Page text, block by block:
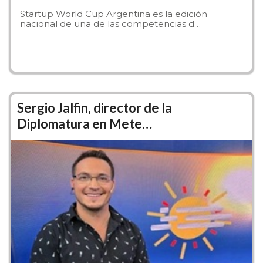
de paradigmas e innovaciones tecnológicas y la
potenciación de tecnologías existentes.
Lic. en Gestión de Tecnología
Informática - Darío Guillermo
Cardacci
Startup World Cup Argentina es la edición
nacional de una de las competencias d…
Sergio Jalfin, director de la
Diplomatura en Mete…